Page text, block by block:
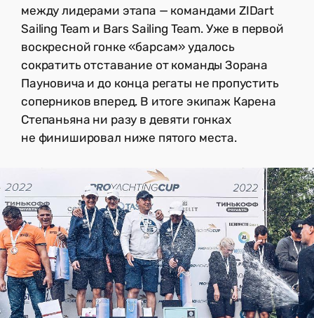
между лидерами этапа — командами ZIDart
Sailing Team и Bars Sailing Team. Уже в первой
воскресной гонке «барсам» удалось
сократить отставание от команды Зорана
Пауновича и до конца регаты не пропустить
соперников вперед. В итоге экипаж Карена
Степаньяна ни разу в девяти гонках
не финишировал ниже пятого места.